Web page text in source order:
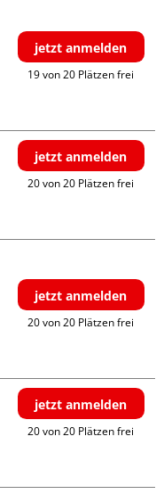
jetzt anmelden
19 von 20 Plätzen frei
jetzt anmelden
20 von 20 Plätzen frei
jetzt anmelden
20 von 20 Plätzen frei
jetzt anmelden
20 von 20 Plätzen frei